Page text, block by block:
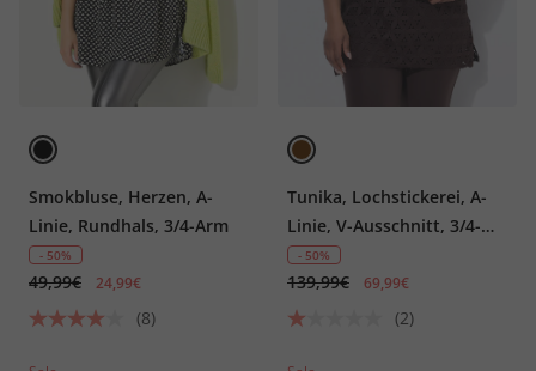
Smokbluse, Herzen, A-
Linie, Rundhals, 3/4-Arm
- 50%
49,99€ 24,99€
(8)
Tunika, Lochstickerei, A-
Linie, V-Ausschnitt, 3/4-
Arm
- 50%
139,99€ 69,99€
(2)